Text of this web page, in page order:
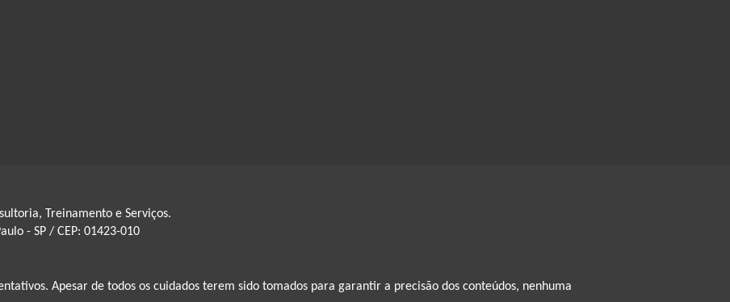
Treinamento e Serviços.
- SP / CEP: 01423-010
Apesar de todos os cuidados terem sido tomados para garantir a precisão dos conteúdos, nenhuma